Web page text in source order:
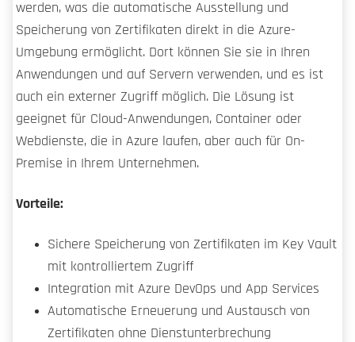
werden, was die automatische Ausstellung und
Speicherung von Zertifikaten direkt in die Azure-
Umgebung ermöglicht. Dort können Sie sie in Ihren
Anwendungen und auf Servern verwenden, und es ist
auch ein externer Zugriff möglich. Die Lösung ist
geeignet für Cloud-Anwendungen, Container oder
Webdienste, die in Azure laufen, aber auch für On-
Premise in Ihrem Unternehmen.
Vorteile:
Sichere Speicherung von Zertifikaten im Key Vault
mit kontrolliertem Zugriff
Integration mit Azure DevOps und App Services
Automatische Erneuerung und Austausch von
Zertifikaten ohne Dienstunterbrechung